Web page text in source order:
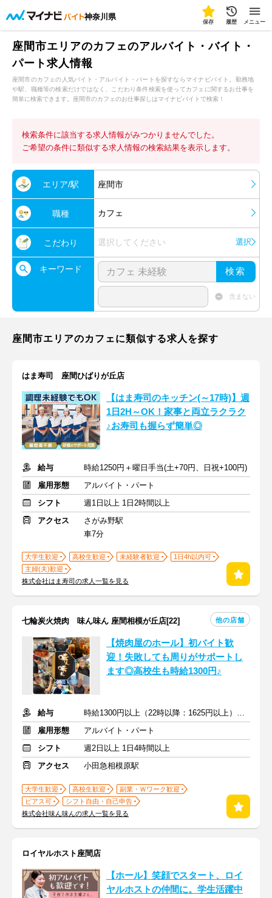
神奈川県
保存 履歴 メニュー
座間市エリアのカフェのアルバイト・バイト・
パート求人情報
座間市のカフェの人気バイト・アルバイト・パートを探すならマイナビバイト。勤務地
や駅、職種等の検索だけではなく、こだわり条件検索を使ってカフェに関するお仕事を
簡単に検索できます。座間市のカフェのお仕事探しはマイナビバイトで検索！
検索条件に該当する求人情報がみつかりませんでした。
ご希望の条件に類似する求人情報の検索結果を表示します。
エリア/駅 座間市
職種 カフェ
こだわり 選択してください 選択
キーワード 検索
含まない
座間市エリアのカフェに類似する求人を探す
はま寿司 座間ひばりが丘店
【はま寿司のキッチン(～17時)】週
1日2H～OK！家事と両立ラクラク
♪お寿司も握らず簡単◎
給与
時給1250円＋曜日手当(土+70円、日祝+100円)
雇用形態
アルバイト・パート
シフト
週1日以上 1日2時間以上
アクセス
さがみ野駅
車7分
大学生歓迎 高校生歓迎 未経験者歓迎
1日4h以内可
主婦(夫)歓迎
株式会社はま寿司の求人一覧を見る
七輪炭火焼肉 味ん味ん 座間相模が丘店[22] 他の店舗
【焼肉屋のホール】初バイト歓
迎！失敗しても周りがサポートし
ます◎高校生も時給1300円♪
給与
時給1300円以上（22時以降：1625円以上）＋交通費支給
雇用形態
アルバイト・パート
シフト
週2日以上 1日4時間以上
アクセス
小田急相模原駅
大学生歓迎 高校生歓迎
副業・Ｗワーク歓迎
ピアス可
シフト自由・自己申告
株式会社味ん味んの求人一覧を見る
ロイヤルホスト座間店
【ホール】笑顔でスタート、ロイ
ヤルホストの仲間に。学生活躍中